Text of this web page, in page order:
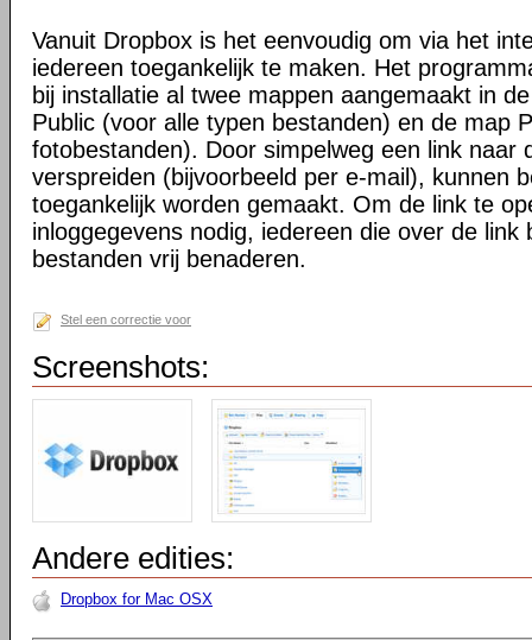
Vanuit Dropbox is het eenvoudig om via het
iedereen toegankelijk te maken. Het
bij installatie al twee mappen aangemaakt in
Public (voor alle typen bestanden) en de map
fotobestanden). Door simpelweg een link naar
verspreiden (bijvoorbeeld per e-mail), kunnen
toegankelijk worden gemaakt. Om de link te
inloggegevens nodig, iedereen die over de link
bestanden vrij benaderen.
Stel een correctie voor
Screenshots:
Andere edities:
Dropbox for Mac OSX